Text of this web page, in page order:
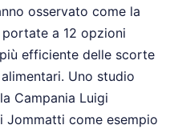
osservato come la
a 12 opzioni
efficiente delle scorte
Uno studio
Campania Luigi
come esempio